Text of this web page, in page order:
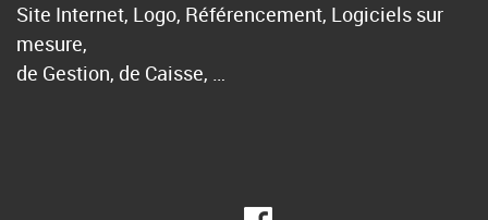
Site Internet, Logo, Référencement, Logiciels sur
mesure,
de Gestion, de Caisse, …